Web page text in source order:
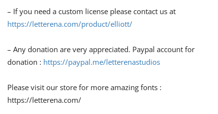
– If you need a custom license please contact us at
https://letterena.com/product/elliott/
– Any donation are very appreciated. Paypal account for
donation : https://paypal.me/letterenastudios
Please visit our store for more amazing fonts :
https://letterena.com/